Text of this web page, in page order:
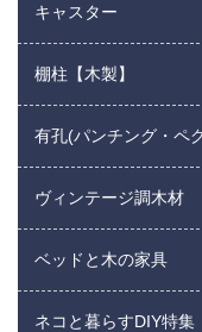
キャスター
棚柱【木製】
有孔(パンチング・ペ
ヴィンテージ調木材
ベッドと木の家具
ネコと暮らすDIY特集